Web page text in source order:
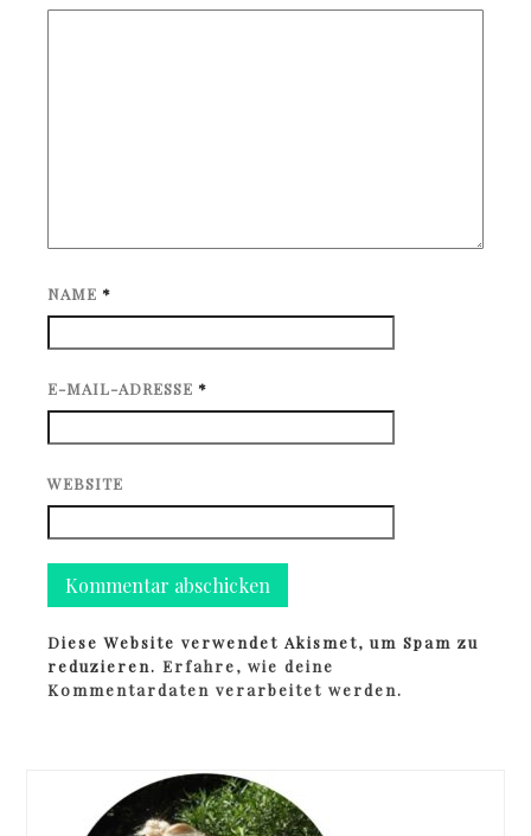
NAME *
E-MAIL-ADRESSE *
WEBSITE
Diese Website verwendet Akismet, um Spam zu
reduzieren.Erfahre, wie deine
Kommentardaten verarbeitet werden.